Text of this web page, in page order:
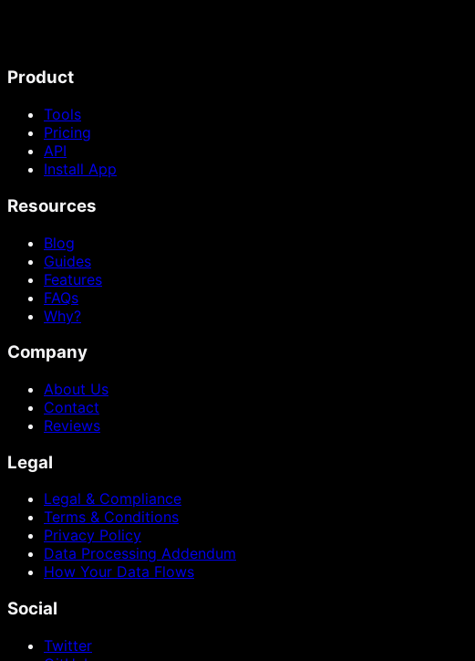
Product
Tools
Pricing
API
Install App
Resources
Blog
Guides
Features
FAQs
Why?
Company
About Us
Contact
Reviews
Legal
Legal & Compliance
Terms & Conditions
Privacy Policy
Data Processing Addendum
How Your Data Flows
Social
Twitter